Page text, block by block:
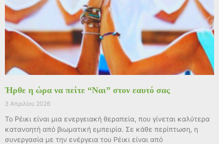
Ήρθε η ώρα να πείτε “Ναι” στον εαυτό σας
3 Απριλίου 2026
Το Ρέικι είναι μια ενεργειακή θεραπεία, που γίνεται καλύτερα
κατανοητή από βιωματική εμπειρία. Σε κάθε περίπτωση, η
συνεργασία με την ενέργεια του Ρέικι είναι από